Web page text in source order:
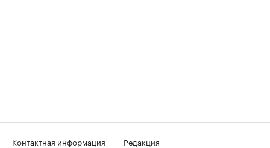
Контактная информация
Редакция